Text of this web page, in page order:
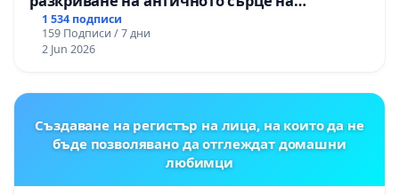
Могиланската могила във Враца
1 534 подписи
159 Подписи / 7 дни
2 Jun 2026
Създаване на регистър на лица, на които да не
бъде позволявано да отглеждат домашни
любимци